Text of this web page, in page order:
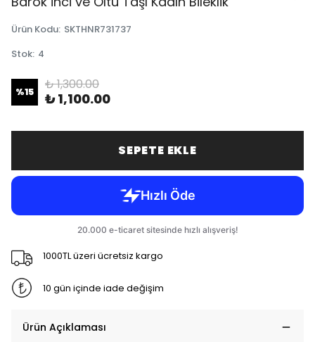
Ürün Kodu: SKTHNR731737
Stok: 4
%15 ₺ 1,300.00
₺ 1,100.00
SEPETE EKLE
1000TL üzeri ücretsiz kargo
10 gün içinde iade değişim
Ürün Açıklaması